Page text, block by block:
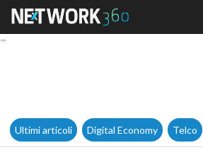
Bernabè:
Ultimi articoli Digital Economy Telco